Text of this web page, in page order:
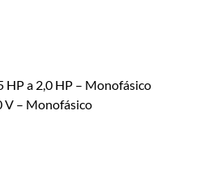
HP a 2,0 HP – Monofásico
V – Monofásico